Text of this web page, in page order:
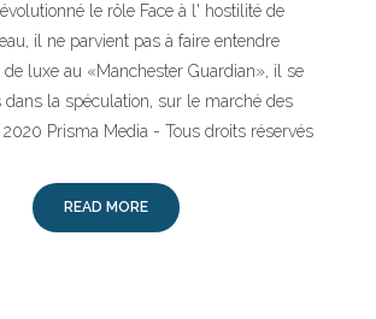
le rôle Face à l' hostilité de
il ne parvient pas à faire entendre
luxe au «Manchester Guardian», il se
dans la spéculation, sur le marché des
Prisma Media - Tous droits réservés
READ MORE